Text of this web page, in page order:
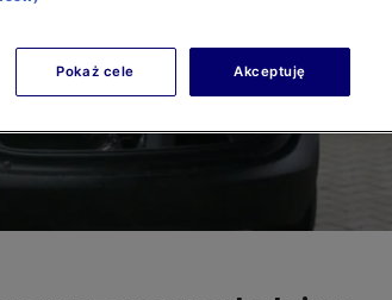
Pokaż cele Akceptuję